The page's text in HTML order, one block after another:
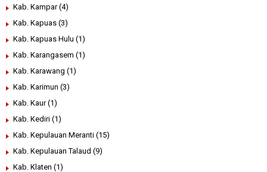
Kab. Kampar (4)
Kab. Kapuas (3)
Kab. Kapuas Hulu (1)
Kab. Karangasem (1)
Kab. Karawang (1)
Kab. Karimun (3)
Kab. Kaur (1)
Kab. Kediri (1)
Kab. Kepulauan Meranti (15)
Kab. Kepulauan Talaud (9)
Kab. Klaten (1)